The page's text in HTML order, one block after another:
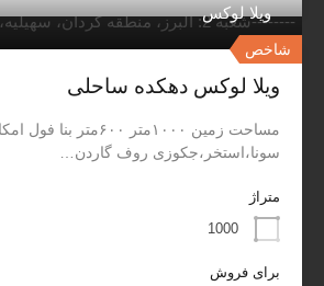
شاخص
ویلا لوکس
ویلا لوکس دهکده ساحلی
مساحت زمین ۱۰۰۰متر ۶۰۰متر بنا
سونا،استخر،جکوزی روف گاردن…
متراژ
1000
برای فروش
--------شعبه 2: البرز، منطقه کردان، سهیلیه، خ ولیعصر، سنقرآباد